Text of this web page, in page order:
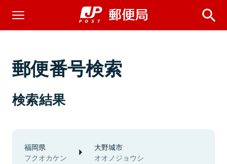
郵便番号検索
検索結果
福岡県
フクオカケン
大野城市
オオノジョウシ